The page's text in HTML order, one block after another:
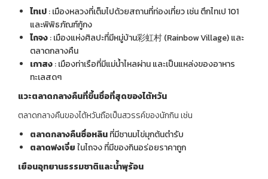
ไทเป: เมืองหลวงที่เต็มไปด้วยสถานที่ท่องเที่ยว เช่น ตึกไทเป 101
และพิพิธภัณฑ์กู้กง
ไถจง: เมืองแห่งศิลปะที่มีหมู่บ้าน彩虹村 (Rainbow Village) และ
ตลาดกลางคืน
เกาสง: เมืองท่าเรือที่มีแม่น้ำไหลผ่าน และเป็นแหล่งของอาหาร
ทะเลสดๆ
แวะตลาดกลางคืนที่ขึ้นชื่อที่สุดของไต้หวัน
ตลาดกลางคืนของไต้หวันถือเป็นสวรรค์ของนักกิน เช่น
ตลาดกลางคืนซื่อหลินที่มีชานมไข่มุกต้นตำรับ
ตลาดฟงเจี่ยในไถจง ที่มีของกินอร่อยราคาถูก
เยือนอุทยานธรรมชาติและน้ำพุร้อน